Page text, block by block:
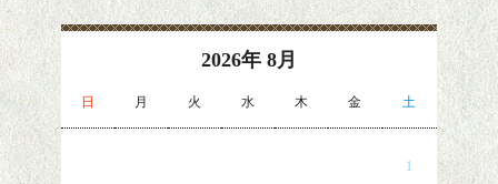
2026年 8月
日 月 火 水 木 金 土
1